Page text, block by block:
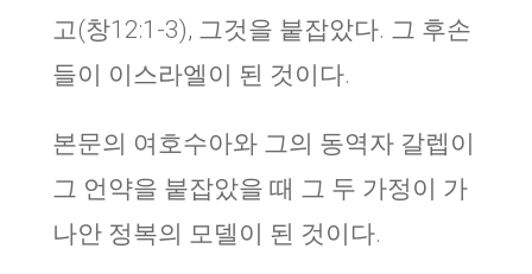
고(창12:1-3), 그것을 붙잡았다. 그 후손
들이 이스라엘이 된 것이다.
본문의 여호수아와 그의 동역자 갈렙이
그 언약을 붙잡았을 때 그 두 가정이 가
나안 정복의 모델이 된 것이다.